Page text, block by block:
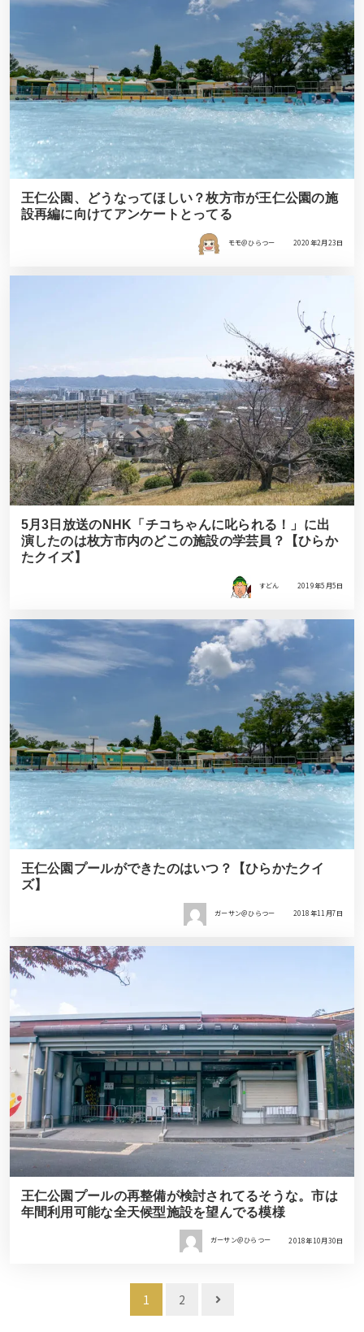
王仁公園、どうなってほしい？枚方市が王仁公園の施
設再編に向けてアンケートとってる
モモ＠ひらつー 2020年2月23日
5月3日放送のNHK「チコちゃんに叱られる！」に出
演したのは枚方市内のどこの施設の学芸員？【ひらか
たクイズ】
すどん 2019年5月5日
王仁公園プールができたのはいつ？【ひらかたクイ
ズ】
ガーサン＠ひらつー 2018年11月7日
王仁公園プールの再整備が検討されてるそうな。市は
年間利用可能な全天候型施設を望んでる模様
ガーサン＠ひらつー 2018年10月30日
1 2